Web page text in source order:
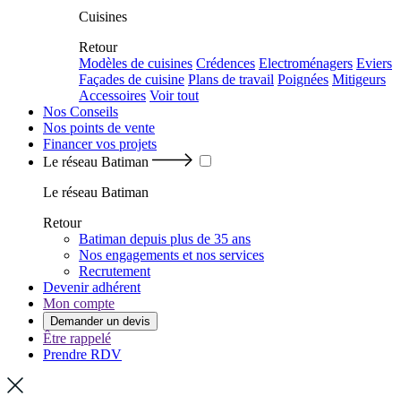
Cuisines
Retour
Modèles de cuisines Crédences Electroménagers Eviers
Façades de cuisine Plans de travail Poignées Mitigeurs
Accessoires Voir tout
Nos Conseils
Nos points de vente
Financer vos projets
Le réseau Batiman
Le réseau Batiman
Retour
Batiman depuis plus de 35 ans
Nos engagements et nos services
Recrutement
Devenir adhérent
Mon compte
Demander un devis
Être rappelé
Prendre RDV